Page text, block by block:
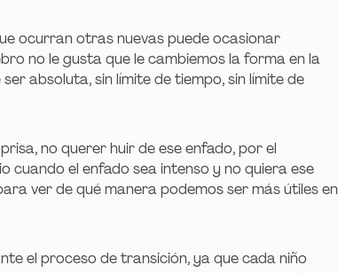
ocurran otras nuevas puede ocasionar
no le gusta que le cambiemos la forma en la
absoluta, sin límite de tiempo, sin límite de
no querer huir de ese enfado, por el
el enfado sea intenso y no quiera ese
ver de qué manera podemos ser más útiles en
el proceso de transición, ya que cada niño